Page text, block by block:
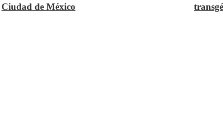
Ciudad de México